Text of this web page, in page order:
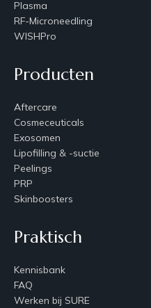
Plasma
RF-Microneedling
WISHPro
Producten
Aftercare
Cosmeceuticals
Exosomen
Lipofilling & -suctie
Peelings
PRP
Skinboosters
Praktisch
Kennisbank
FAQ
Werken bij SURE